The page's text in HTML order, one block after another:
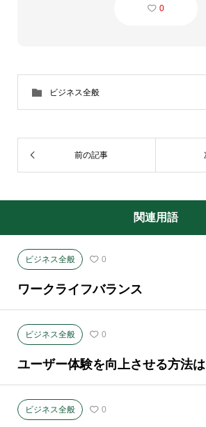
0
ビジネス全般
前の記事
関連用語
ビジネス全般 0
ワークライフバランス
ビジネス全般 0
ユーザー体験を向上させる方法は
ビジネス全般 0